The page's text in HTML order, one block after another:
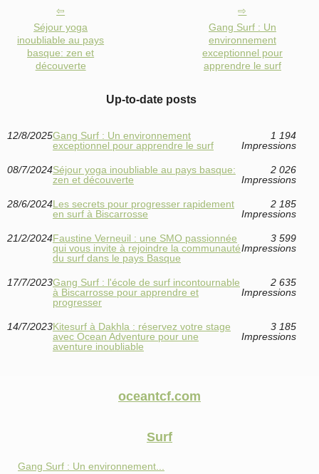
Séjour yoga
inoubliable au pays
basque: zen et
découverte
Gang Surf : Un
environnement
exceptionnel pour
apprendre le surf
Up-to-date posts
12/8/2025Gang Surf : Un environnement
exceptionnel pour apprendre le surf
1 194
Impressions
08/7/2024Séjour yoga inoubliable au pays basque:
zen et découverte
2 026
Impressions
28/6/2024Les secrets pour progresser rapidement
en surf à Biscarrosse
2 185
Impressions
21/2/2024Faustine Verneuil : une SMO passionnée
qui vous invite à rejoindre la communauté
du surf dans le pays Basque
3 599
Impressions
17/7/2023Gang Surf : l'école de surf incontournable
à Biscarrosse pour apprendre et
progresser
2 635
Impressions
14/7/2023Kitesurf à Dakhla : réservez votre stage
avec Ocean Adventure pour une
aventure inoubliable
3 185
Impressions
oceantcf.com
Surf
Gang Surf : Un environnement...